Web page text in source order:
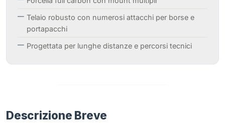
Telaio robusto con numerosi attacchi per borse e
portapacchi
Progettata per lunghe distanze e percorsi tecnici
Descrizione Breve